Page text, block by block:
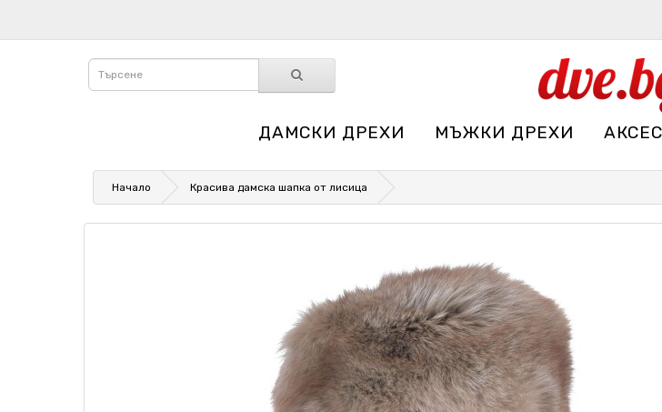
ДАМСКИ ДРЕХИ МЪЖКИ ДРЕХИ
Начало Красива дамска шапка от лисица